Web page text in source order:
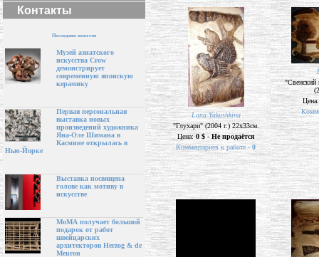
Контакты
Последние новости
Музей азиатского
искусства Crow
демонстрирует
современную японскую
керамику
Первая персональная
выставка новых
произведений художника
Яна-Оле Шимана в
Касмине открылась в
Нью-Йорке
Выставка посвящена
голове как мотиву в
искусстве
МоМА получает большой
подарок от работ
швейцарских
архитекторов Herzog & de
Meuron
Lana Yakushkina
"Глухари" (2004 г.) 22х33см.
Цена:0 $ - Не продаётся
Комментариев к работе - 0
"Свенский